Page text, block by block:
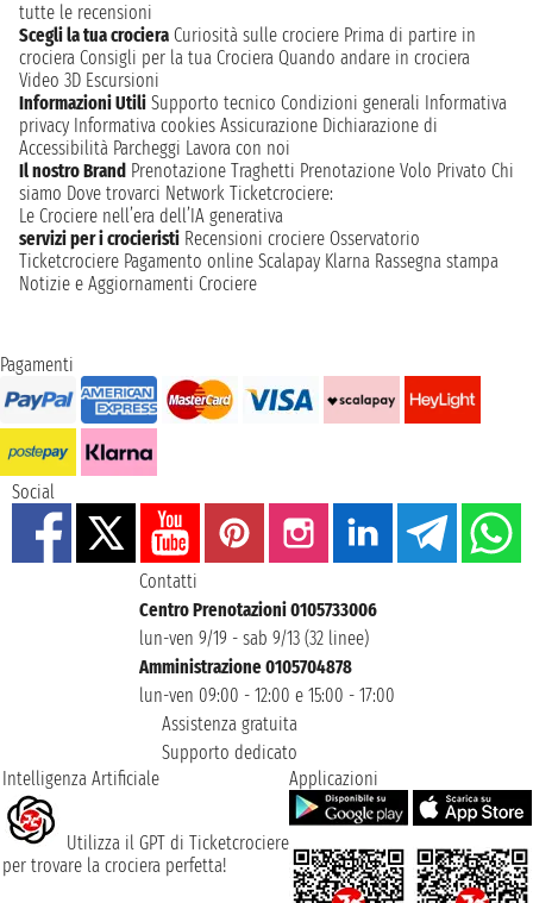
tutte le recensioni
Scegli la tua crociera Curiosità sulle crociere Prima di partire in
crociera Consigli per la tua Crociera Quando andare in crociera
Video 3D Escursioni
Informazioni Utili Supporto tecnico Condizioni generali Informativa
privacy Informativa cookies Assicurazione Dichiarazione di
Accessibilità Parcheggi Lavora con noi
Il nostro Brand Prenotazione Traghetti Prenotazione Volo Privato Chi
siamo Dove trovarci Network Ticketcrociere:
Le Crociere nell’era dell’IA generativa
servizi per i crocieristi Recensioni crociere Osservatorio
Ticketcrociere Pagamento online Scalapay Klarna Rassegna stampa
Notizie e Aggiornamenti Crociere
Pagamenti
Social
Contatti
Centro Prenotazioni 0105733006
lun-ven 9/19 - sab 9/13 (32 linee)
Amministrazione 0105704878
lun-ven 09:00 - 12:00 e 15:00 - 17:00
Assistenza gratuita
Supporto dedicato
Intelligenza Artificiale
Utilizza il GPT di Ticketcrociere
per trovare la crociera perfetta!
Applicazioni